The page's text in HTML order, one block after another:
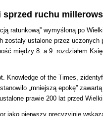
ruchu
ratunkową” wymyśloną po
ustalone przez uczonych
między 8. a 9. rozdziałem
Knowledge of the Times,
„mniejszą epokę”
prawie 200 lat przed
jako pierwszy precyzyjnie